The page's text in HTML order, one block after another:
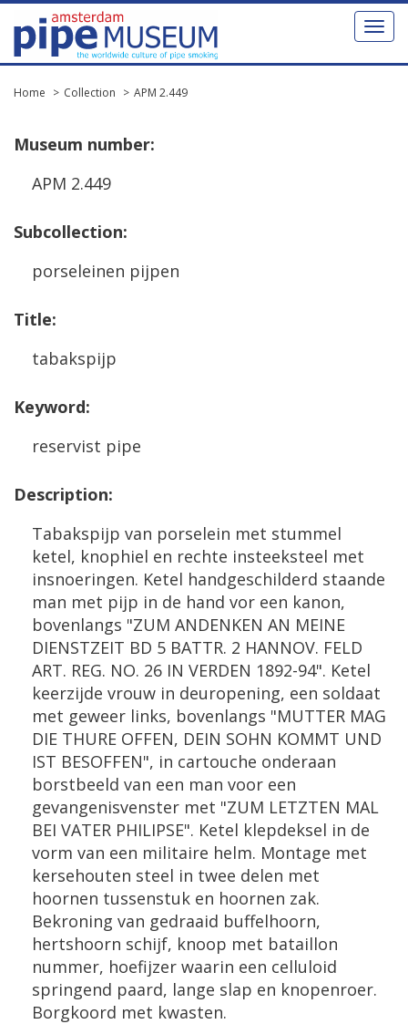
Toggle
Home Collection APM 2.449
Museum number:
APM 2.449
Subcollection:
porseleinen pijpen
Title:
tabakspijp
Keyword:
reservist pipe
Description:
Tabakspijp van porselein met stummel
ketel, knophiel en rechte insteeksteel met
insnoeringen. Ketel handgeschilderd staande
man met pijp in de hand vor een kanon,
bovenlangs "ZUM ANDENKEN AN MEINE
DIENSTZEIT BD 5 BATTR. 2 HANNOV. FELD
ART. REG. NO. 26 IN VERDEN 1892-94". Ketel
keerzijde vrouw in deuropening, een soldaat
met geweer links, bovenlangs "MUTTER MAG
DIE THURE OFFEN, DEIN SOHN KOMMT UND
IST BESOFFEN", in cartouche onderaan
borstbeeld van een man voor een
gevangenisvenster met "ZUM LETZTEN MAL
BEI VATER PHILIPSE". Ketel klepdeksel in de
vorm van een militaire helm. Montage met
kersehouten steel in twee delen met
hoornen tussenstuk en hoornen zak.
Bekroning van gedraaid buffelhoorn,
hertshoorn schijf, knoop met bataillon
nummer, hoefijzer waarin een celluloid
springend paard, lange slap en knopenroer.
Borgkoord met kwasten.